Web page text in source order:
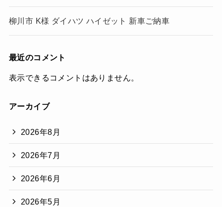
柳川市 K様 ダイハツ ハイゼット 新車ご納車
最近のコメント
表示できるコメントはありません。
アーカイブ
2026年8月
2026年7月
2026年6月
2026年5月